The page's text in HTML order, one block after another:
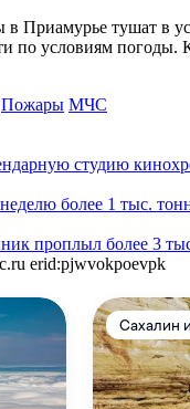
Приамурье тушат в
по условиям погоды.
Пожары МЧС
студию
более 1 тыс.
проплыл более 3
erid:pjwvokpoevpk